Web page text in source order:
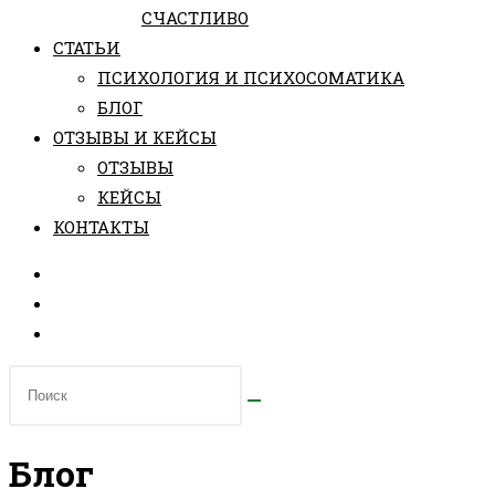
СЧАСТЛИВО
СТАТЬИ
ПCИХОЛОГИЯ И ПСИХОСОМАТИКА
БЛОГ
ОТЗЫВЫ И КЕЙСЫ
ОТЗЫВЫ
КЕЙСЫ
КОНТАКТЫ
Блог